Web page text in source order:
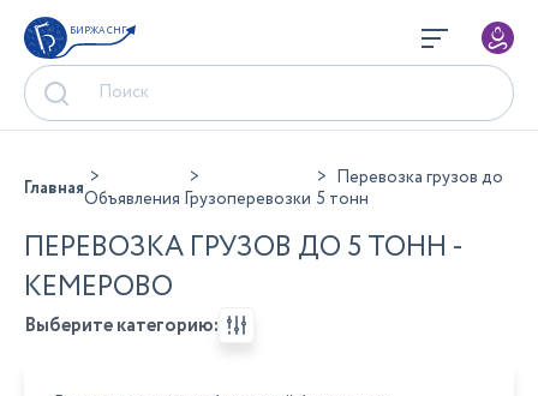
БИРЖА СНГ
ГлавнаяОбъявления Грузоперевозки
Перевозка грузов до
5 тонн
ПЕРЕВОЗКА ГРУЗОВ ДО 5 ТОНН -
КЕМЕРОВО
Выберите категорию: